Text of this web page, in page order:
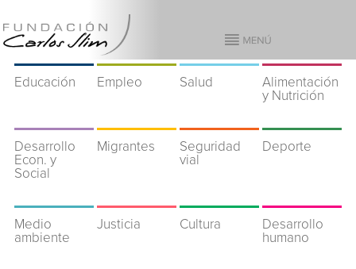
Educación Empleo Salud
Alimentación
y Nutrición
Desarrollo
Econ. y
Social
Migrantes
Seguridad
vial
Deporte
Medio
ambiente
Justicia Cultura
Desarrollo
humano